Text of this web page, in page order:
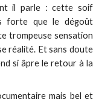
il parle : cette soif
forte que le dégoût
trompeuse sensation
réalité. Et sans doute
si âpre le retour à la
mais bel et